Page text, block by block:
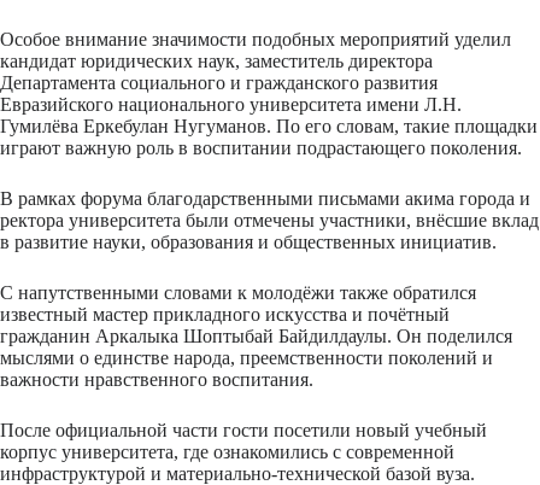
Особое внимание значимости подобных мероприятий уделил
кандидат юридических наук, заместитель директора
Департамента социального и гражданского развития
Евразийского национального университета имени Л.Н.
Гумилёва Еркебулан Нугуманов. По его словам, такие площадки
играют важную роль в воспитании подрастающего поколения.
В рамках форума благодарственными письмами акима города и
ректора университета были отмечены участники, внёсшие вклад
в развитие науки, образования и общественных инициатив.
С напутственными словами к молодёжи также обратился
известный мастер прикладного искусства и почётный
гражданин Аркалыка Шоптыбай Байдилдаулы. Он поделился
мыслями о единстве народа, преемственности поколений и
важности нравственного воспитания.
После официальной части гости посетили новый учебный
корпус университета, где ознакомились с современной
инфраструктурой и материально-технической базой вуза.